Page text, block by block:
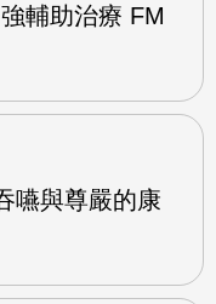
輔助治療 FM
嚥與尊嚴的康